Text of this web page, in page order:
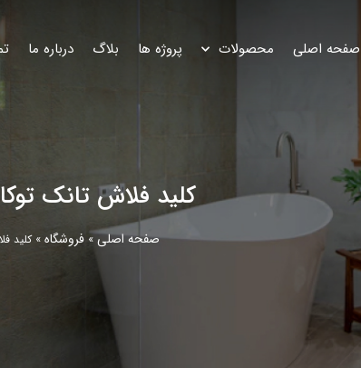
صفحه اصلی محصولات پروژه ها بلاگ درباره ما
کلید فلاش تانک
صفحه اصلی » فروشگاه »کلید